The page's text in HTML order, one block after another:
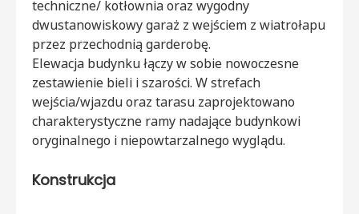
techniczne/ kotłownia oraz wygodny
dwustanowiskowy garaż z wejściem z wiatrołapu
przez przechodnią garderobę.
Elewacja budynku łączy w sobie nowoczesne
zestawienie bieli i szarości. W strefach
wejścia/wjazdu oraz tarasu zaprojektowano
charakterystyczne ramy nadające budynkowi
oryginalnego i niepowtarzalnego wyglądu.
Konstrukcja